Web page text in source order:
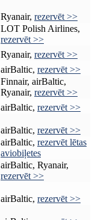
Ryanair, rezervēt >>
LOT Polish Airlines,
rezervēt >>
Ryanair, rezervēt >>
airBaltic, rezervēt >>
Finnair, airBaltic,
Ryanair, rezervēt >>
airBaltic, rezervēt >>
airBaltic, rezervēt >>
airBaltic, rezervēt lētas
aviobiļetes
airBaltic, Ryanair,
rezervēt >>
airBaltic, rezervēt >>